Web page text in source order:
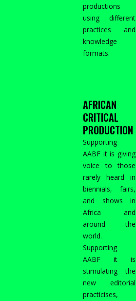
productions
using different
practices and
knowledge
formats.
AFRICAN
CRITICAL
PRODUCTION
Supporting
AABF it is giving
voice to those
rarely heard in
biennials, fairs,
and shows in
Africa and
around the
world.
Supporting
AABF it is
stimulating the
new editorial
practicises,